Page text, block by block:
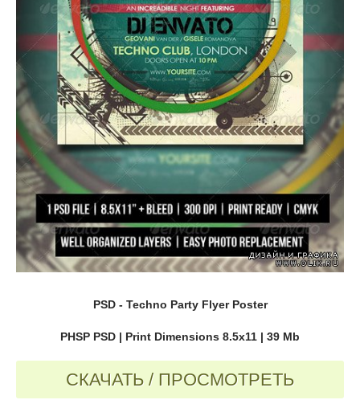
PSD - Techno Party Flyer Poster
PHSP PSD | Print Dimensions 8.5x11 | 39 Mb
СКАЧАТЬ / ПРОСМОТРЕТЬ